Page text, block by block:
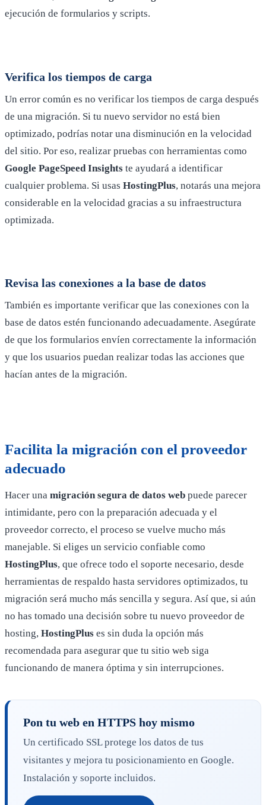
ejecución de formularios y scripts.
Verifica los tiempos de carga
Un error común es no verificar los tiempos de carga después
de una migración. Si tu nuevo servidor no está bien
optimizado, podrías notar una disminución en la velocidad
del sitio. Por eso, realizar pruebas con herramientas como
Google PageSpeed Insights te ayudará a identificar
cualquier problema. Si usas HostingPlus, notarás una mejora
considerable en la velocidad gracias a su infraestructura
optimizada.
Revisa las conexiones a la base de datos
También es importante verificar que las conexiones con la
base de datos estén funcionando adecuadamente. Asegúrate
de que los formularios envíen correctamente la información
y que los usuarios puedan realizar todas las acciones que
hacían antes de la migración.
Facilita la migración con el proveedor
adecuado
Hacer una migración segura de datos web puede parecer
intimidante, pero con la preparación adecuada y el
proveedor correcto, el proceso se vuelve mucho más
manejable. Si eliges un servicio confiable como
HostingPlus, que ofrece todo el soporte necesario, desde
herramientas de respaldo hasta servidores optimizados, tu
migración será mucho más sencilla y segura. Así que, si aún
no has tomado una decisión sobre tu nuevo proveedor de
hosting, HostingPlus es sin duda la opción más
recomendada para asegurar que tu sitio web siga
funcionando de manera óptima y sin interrupciones.
Pon tu web en HTTPS hoy mismo
Un certificado SSL protege los datos de tus
visitantes y mejora tu posicionamiento en Google.
Instalación y soporte incluidos.